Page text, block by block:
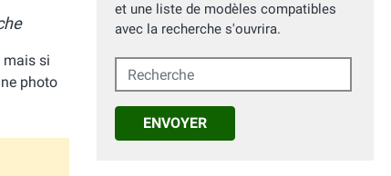
mais si
photo
et une liste de modèles compatibles
avec la recherche s'ouvrira.
Recherche
ENVOYER